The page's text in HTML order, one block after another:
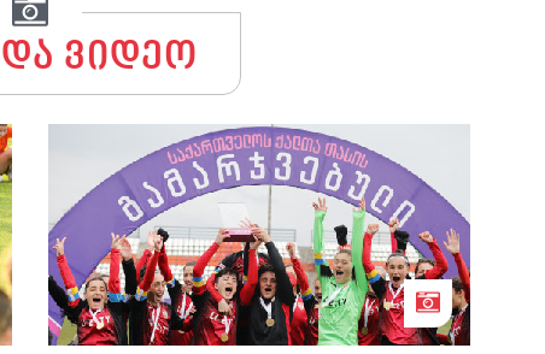
ვიდეო
„ლანჩხუთი“ საქართველოს ქალთა
თასის 2021 წლის გამარჯვებულია